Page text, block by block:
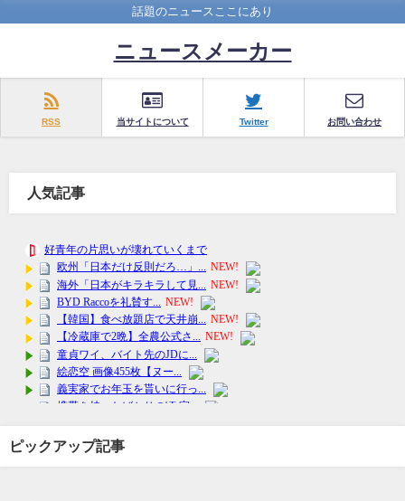
話題のニュースここにあり
ニュースメーカー
RSS 当サイトについて Twitter お問い合わせ
人気記事
ピックアップ記事